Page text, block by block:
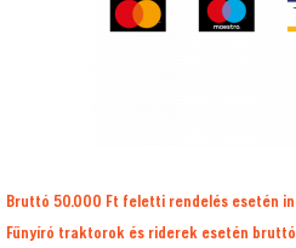
Bruttó 50.000 Ft feletti rendelés esetén
Fűnyíró traktorok és riderek esetén